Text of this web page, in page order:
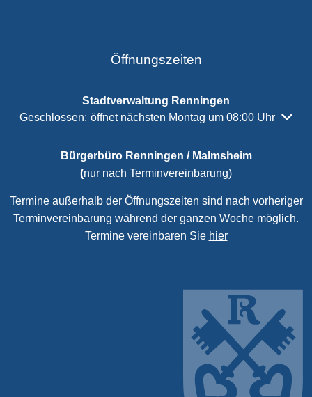
Öffnungszeiten
Stadtverwaltung Renningen
Klicken, um weitere Öffnungs- oder Schließzeiten
Geschlossen: öffnet nächsten Montag um 08:00 Uhr
Bürgerbüro Renningen / Malmsheim
(nur nach Terminvereinbarung)
Termine außerhalb der Öffnungszeiten sind nach vorheriger
Terminvereinbarung während der ganzen Woche möglich.
Termine vereinbaren Sie hier